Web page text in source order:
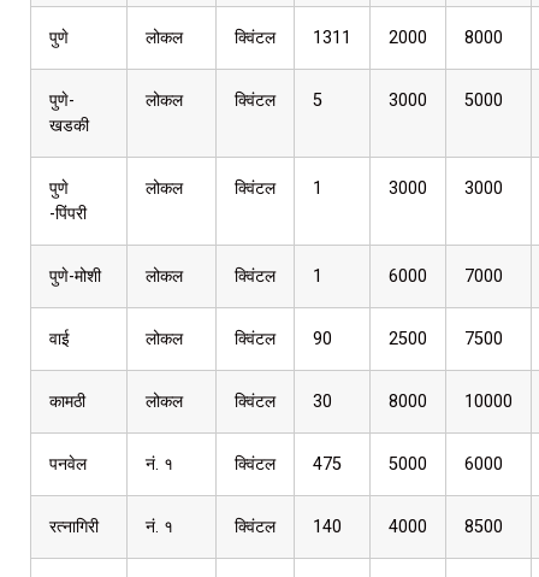
पुणे लोकल क्विंटल 1311 2000 8000
पुणे-
खडकी
लोकल क्विंटल 5 3000 5000
पुणे
-पिंपरी
लोकल क्विंटल 1 3000 3000
पुणे-मोशी लोकल क्विंटल 1 6000 7000
वाई लोकल क्विंटल 90 2500 7500
कामठी लोकल क्विंटल 30 8000 10000
पनवेल नं. १ क्विंटल 475 5000 6000
रत्नागिरी नं. १ क्विंटल 140 4000 8500